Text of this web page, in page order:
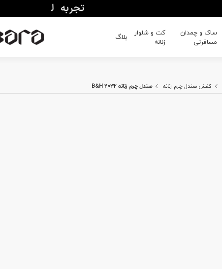
ساک و چمدان
مسافرتی
کت و شلوار
زنانه
بلاگ
کفش صندل چرم زنانه صندل چرم زنانه B&H 2032